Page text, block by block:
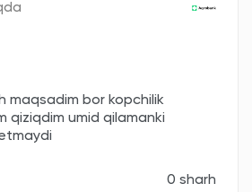
maqsadim bor kopchilik
qiziqdim umid qilamanki
0 sharh